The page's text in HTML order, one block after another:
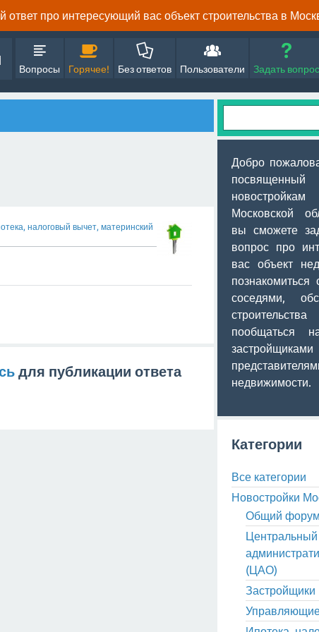
про интересующий вас объект строительства в
Вопросы Горячее! Без ответов Пользователи Задать вопрос
налоговый вычет, материнский
для публикации ответа
Добро
посвященный
Московской
вы сможете
вопрос про
вас объект
соседями,
пообщаться
недвижимости.
Категории
Все категории
Новостройки
Общий форум
Центральный
(ЦАО)
Застройщики